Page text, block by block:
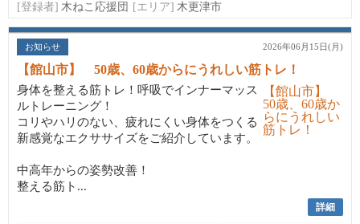
[登録者] 木ねこ応援団 [エリア] 木更津市
お知らせ 2026年06月15日(月)
【館山市】 50歳、60歳からにうれしい筋トレ！
身体を整える筋トレ！呼吸でインナーマッス
ルトレーニング！
コリやハリのない、疲れにくい身体をつくる
新感覚なエクササイズをご紹介しています。
中高年からの姿勢改善！
整える筋ト...
詳細